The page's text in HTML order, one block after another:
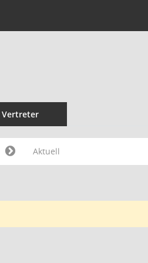
Vertreter
Aktuell